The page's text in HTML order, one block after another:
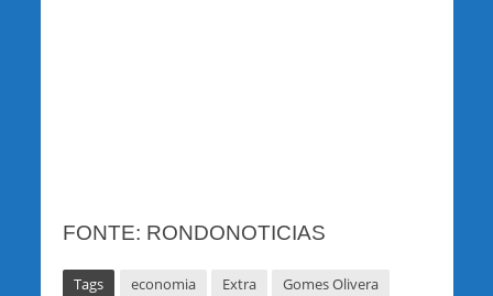
FONTE: RONDONOTICIAS
Tags economia Extra
Gomes Olivera